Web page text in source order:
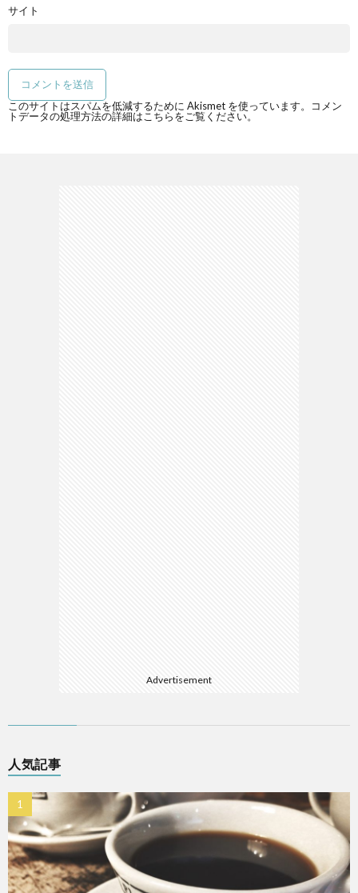
サイト
このサイトはスパムを低減するために Akismet を使っています。
コメン
トデータの処理方法の詳細はこちらをご覧ください。
Advertisement
人気記事